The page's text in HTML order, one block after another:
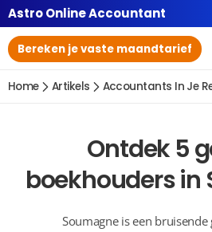
Astro Online Accountant
Bereken je vaste maandtarief
Home Artikels Accountants In Je
Ontdek 5
boekhouders in
Soumagne is een